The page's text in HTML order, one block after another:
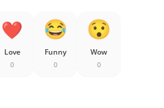
Love
0
Funny
0
Wow
0